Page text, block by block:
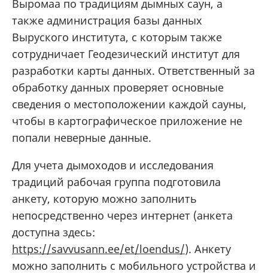
Выромаа по традициям дымных саун, а
также администрация базы данных
Выруского института, с которым также
сотрудничает Геодезический институт для
разработки карты данных. Ответственный за
обработку данных проверяет основные
сведения о местоположении каждой сауны,
чтобы в картографическое приложение не
попали неверные данные.
Для учета дымоходов и исследования
традиций рабочая группа подготовила
анкету, которую можно заполнить
непосредственно через интернет (анкета
доступна здесь:
https://savvusann.ee/et/loendus/). Анкету
можно заполнить с мобильного устройства и